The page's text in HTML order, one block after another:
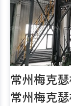
常州梅克
常州梅克